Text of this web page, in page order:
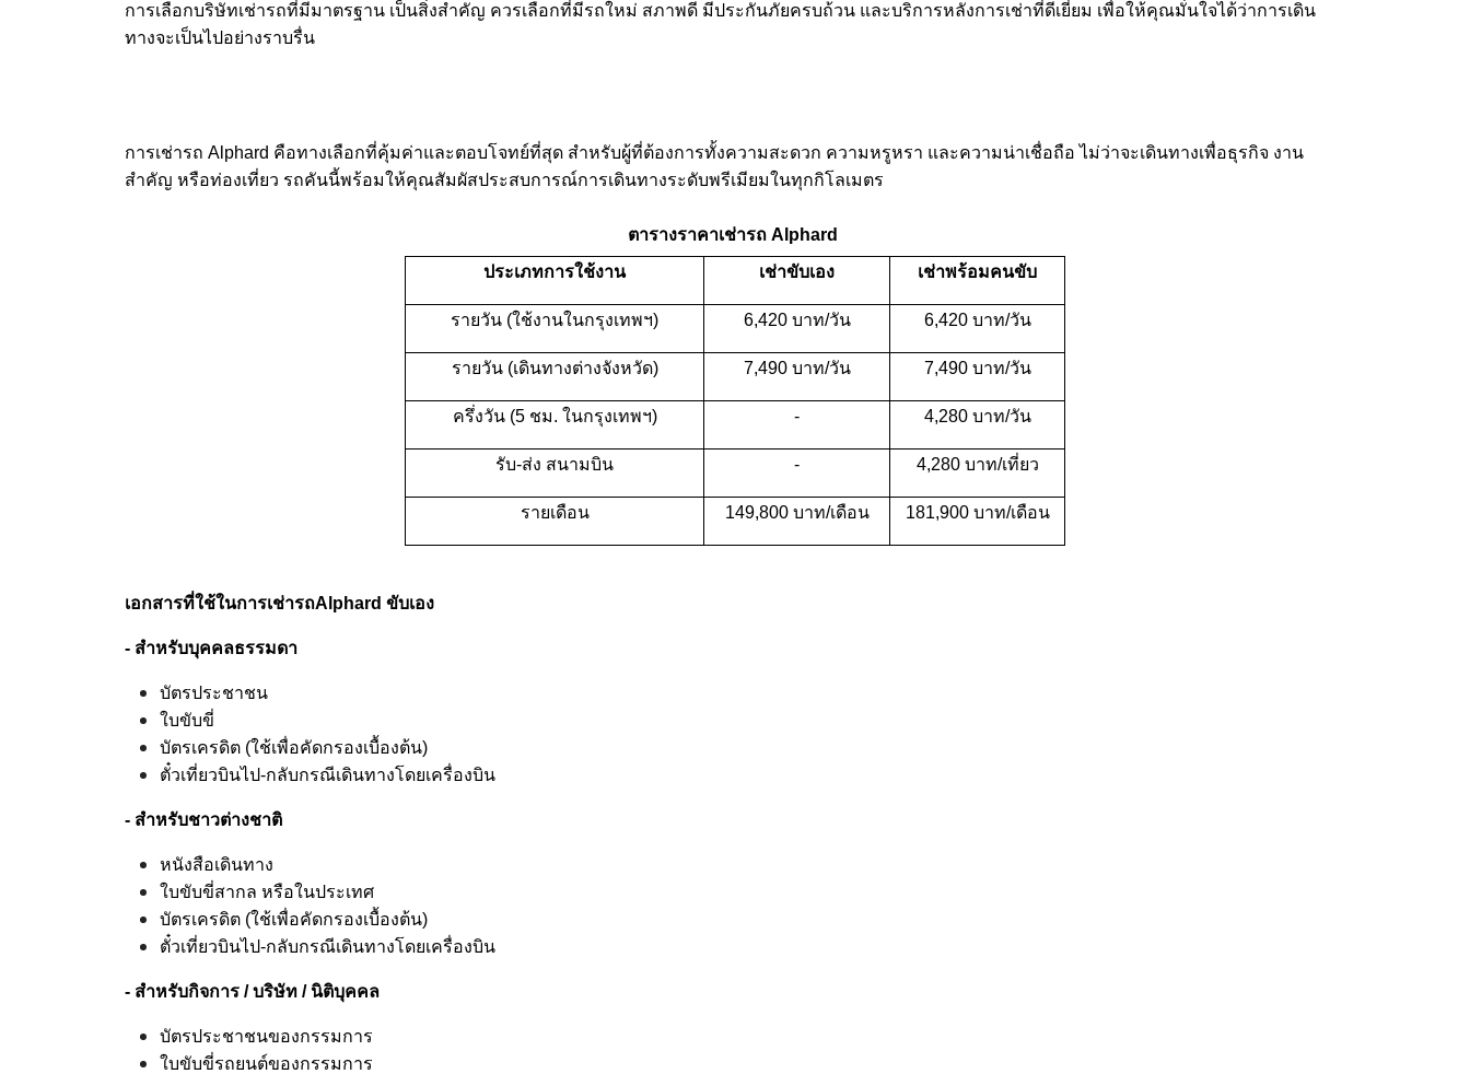
การเลือกบริษัทเช่ารถที่มีมาตรฐาน เป็นสิ่งสำคัญ ควรเลือกที่มีรถใหม่ สภาพดี มีประกันภัยครบถ้วน และบริการหลังการเช่าที่ดีเยี่ยม เพื่อให้คุณมั่นใจได้ว่าการเดิน
ทางจะเป็นไปอย่างราบรื่น
การเช่ารถ Alphard คือทางเลือกที่คุ้มค่าและตอบโจทย์ที่สุด สำหรับผู้ที่ต้องการทั้งความสะดวก ความหรูหรา และความน่าเชื่อถือ ไม่ว่าจะเดินทางเพื่อธุรกิจ งาน
สำคัญ หรือท่องเที่ยว รถคันนี้พร้อมให้คุณสัมผัสประสบการณ์การเดินทางระดับพรีเมียมในทุกกิโลเมตร
ตารางราคาเช่ารถ Alphard
ประเภทการใช้งาน
เช่าขับเอง เช่าพร้อมคนขับ
รายวัน (ใช้งานในกรุงเทพฯ) 6,420 บาท/วัน 6,420 บาท/วัน
รายวัน (เดินทางต่างจังหวัด) 7,490 บาท/วัน 7,490 บาท/วัน
ครึ่งวัน (5 ชม. ในกรุงเทพฯ) - 4,280 บาท/วัน
รับ-ส่ง สนามบิน - 4,280 บาท/เที่ยว
รายเดือน 149,800 บาท/เดือน 181,900 บาท/เดือน
เอกสารที่ใช้ในการเช่ารถAlphard ขับเอง
- สำหรับบุคคลธรรมดา
บัตรประชาชน
ใบขับขี่
บัตรเครดิต (ใช้เพื่อคัดกรองเบื้องต้น)
ตั๋วเที่ยวบินไป-กลับกรณีเดินทางโดยเครื่องบิน
- สำหรับชาวต่างชาติ
หนังสือเดินทาง
ใบขับขี่สากล หรือในประเทศ
บัตรเครดิต (ใช้เพื่อคัดกรองเบื้องต้น)
ตั๋วเที่ยวบินไป-กลับกรณีเดินทางโดยเครื่องบิน
- สำหรับกิจการ / บริษัท / นิติบุคคล
บัตรประชาชนของกรรมการ
ใบขับขี่รถยนต์ของกรรมการ